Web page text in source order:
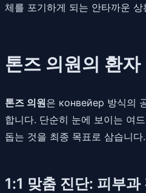
체를 포기하게 되는 안타까운
톤즈 의원의 환
톤즈 의원은 конвейер 방식의
합니다. 단순히 눈에 보이는 여
돕는 것을 최종 목표로 삼습니
1:1 맞춤 진단: 피부과